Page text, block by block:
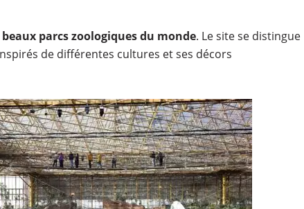
parcs zoologiques du monde. Le site se distingue
de différentes cultures et ses décors